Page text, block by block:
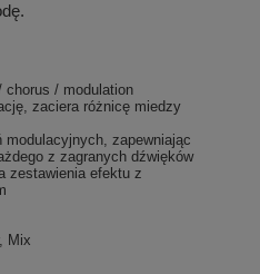
chorus / modulation
zaciera różnicę miedzy
modulacyjnych, zapewniając
z zagranych dźwięków
zestawienia efektu z
Mix